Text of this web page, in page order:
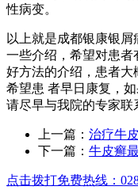
性病变。
以上就是成都银康银
一些介绍，希望对患
好方法的介绍，患者大
希望患 者早日康复，
请尽早与我院的专家联
上一篇： 治疗牛
下一篇： 牛皮癣
点击拨打免费热线：